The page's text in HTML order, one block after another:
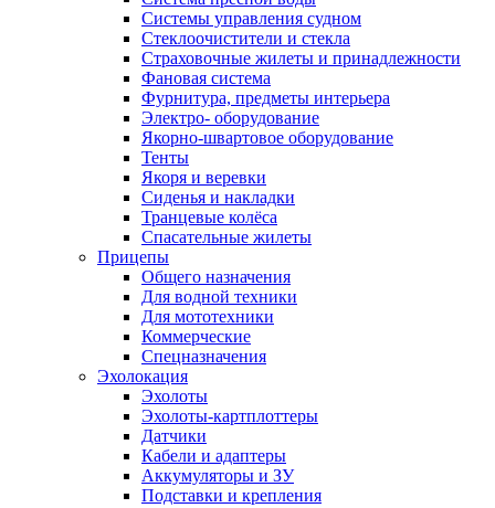
Системы управления судном
Стеклоочистители и стекла
Страховочные жилеты и принадлежности
Фановая система
Фурнитура, предметы интерьера
Электро- оборудование
Якорно-швартовое оборудование
Тенты
Якоря и веревки
Сиденья и накладки
Транцевые колёса
Спасательные жилеты
Прицепы
Общего назначения
Для водной техники
Для мототехники
Коммерческие
Спецназначения
Эхолокация
Эхолоты
Эхолоты-картплоттеры
Датчики
Кабели и адаптеры
Аккумуляторы и ЗУ
Подставки и крепления